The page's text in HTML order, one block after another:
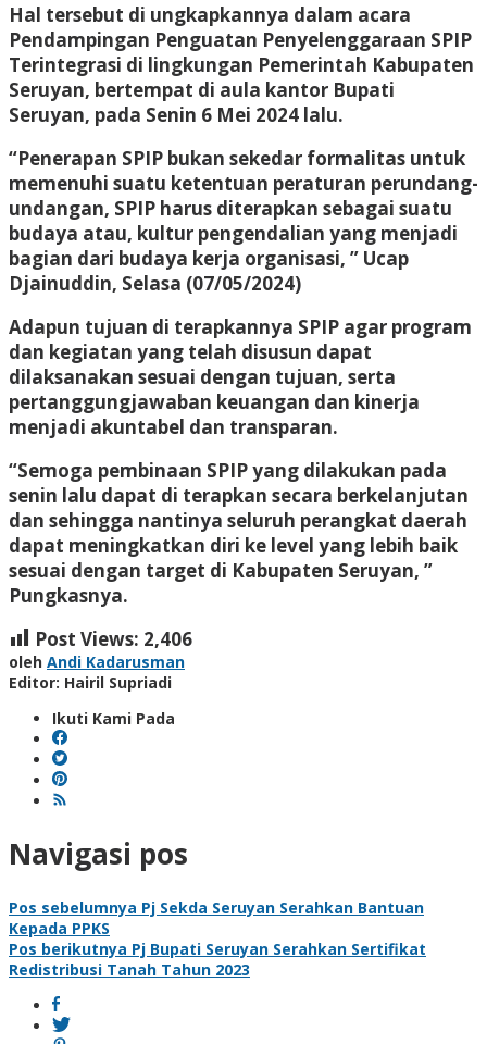
Hal tersebut di ungkapkannya dalam acara
Pendampingan Penguatan Penyelenggaraan SPIP
Terintegrasi di lingkungan Pemerintah Kabupaten
Seruyan, bertempat di aula kantor Bupati
Seruyan, pada Senin 6 Mei 2024 lalu.
“Penerapan SPIP bukan sekedar formalitas untuk
memenuhi suatu ketentuan peraturan perundang-
undangan, SPIP harus diterapkan sebagai suatu
budaya atau, kultur pengendalian yang menjadi
bagian dari budaya kerja organisasi, ” Ucap
Djainuddin, Selasa (07/05/2024)
Adapun tujuan di terapkannya SPIP agar program
dan kegiatan yang telah disusun dapat
dilaksanakan sesuai dengan tujuan, serta
pertanggungjawaban keuangan dan kinerja
menjadi akuntabel dan transparan.
“Semoga pembinaan SPIP yang dilakukan pada
senin lalu dapat di terapkan secara berkelanjutan
dan sehingga nantinya seluruh perangkat daerah
dapat meningkatkan diri ke level yang lebih baik
sesuai dengan target di Kabupaten Seruyan, ”
Pungkasnya.
Post Views: 2,406
oleh Andi Kadarusman
Editor: Hairil Supriadi
Ikuti Kami Pada
Navigasi pos
Pos sebelumnya Pj Sekda Seruyan Serahkan Bantuan
Kepada PPKS
Pos berikutnya Pj Bupati Seruyan Serahkan Sertifikat
Redistribusi Tanah Tahun 2023